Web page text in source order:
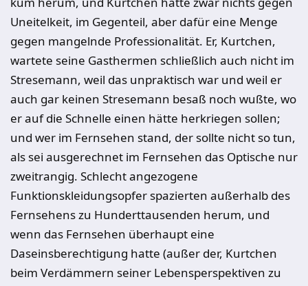
Uneitelkeit, im Gegenteil, aber dafür eine Menge
gegen mangelnde Professionalität. Er, Kurtchen,
war­tete seine Gasthermen schließlich auch nicht im
Stresemann, weil das un­praktisch war und weil er
auch gar keinen Stresemann besaß noch wußte, wo
er auf die Schnelle einen hätte herkriegen sollen;
und wer im Fernsehen stand, der sollte nicht so tun,
als sei ausgerechnet im Fernsehen das Optische nur
zweitrangig. Schlecht angezogene
Funktionskleidungsopfer spazierten außerhalb des
Fern­sehens zu Hunderttausenden herum, und
wenn das Fernsehen überhaupt eine
Daseinsberechtigung hatte (außer der, Kurtchen
beim Verdämmern seiner Lebensperspektiven zu